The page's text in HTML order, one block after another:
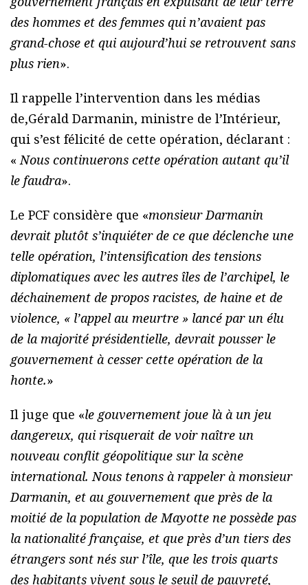
des hommes et des femmes qui n’avaient pas
grand-chose et qui aujourd’hui se retrouvent sans
plus rien».
Il rappelle l’intervention dans les médias
de,Gérald Darmanin, ministre de l’Intérieur,
qui s’est félicité de cette opération, déclarant :
«Nous continuerons cette opération autant qu’il
le faudra».
Le PCF considère que «monsieur Darmanin
devrait plutôt s’inquiéter de ce que déclenche une
telle opération, l’intensification des tensions
diplomatiques avec les autres îles de l’archipel, le
déchainement de propos racistes, de haine et de
violence, « l’appel au meurtre » lancé par un élu
de la majorité présidentielle, devrait pousser le
gouvernement à cesser cette opération de la
honte.»
Il juge que «le gouvernement joue là à un jeu
dangereux, qui risquerait de voir naître un
nouveau conflit géopolitique sur la scène
international. Nous tenons à rappeler à monsieur
Darmanin, et au gouvernement que près de la
moitié de la population de Mayotte ne possède pas
la nationalité française, et que près d’un tiers des
étrangers sont nés sur l’île, que les trois quarts
des habitants vivent sous le seuil de pauvreté,